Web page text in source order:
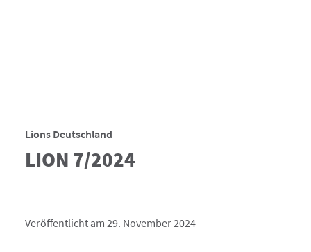
Lions Deutschland
LION 7/2024
Veröffentlicht am 29. November 2024